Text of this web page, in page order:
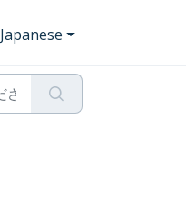
Japanese